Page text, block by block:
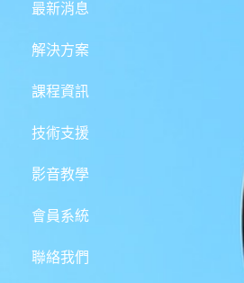
最新消息
解決方案
課程資訊
技術支援
影音教學
會員系統
聯絡我們